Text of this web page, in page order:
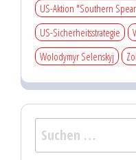
US-Aktion "Southern
US-Sicherheitsstrategie
Wolodymyr Selenskyj
Suchen
nach: